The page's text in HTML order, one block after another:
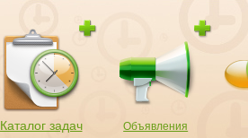
Каталог задач Объявления